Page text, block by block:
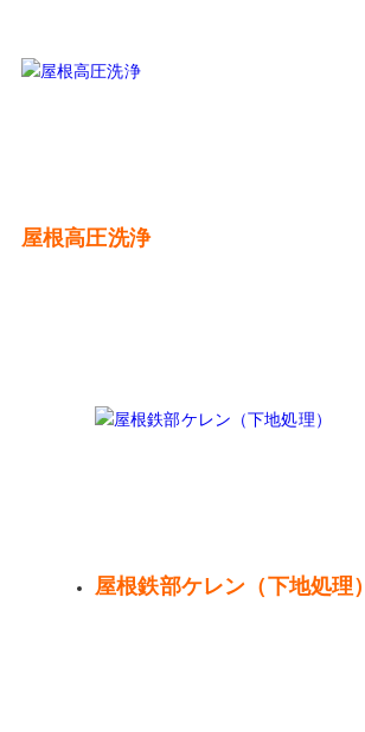
屋根高圧洗浄
屋根鉄部ケレン（下地処理）